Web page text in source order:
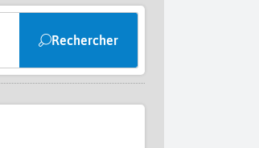
Rechercher